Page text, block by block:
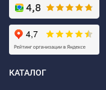
КАТАЛОГ